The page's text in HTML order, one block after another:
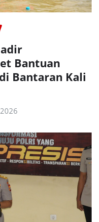
Bantuan
Bantaran Kali